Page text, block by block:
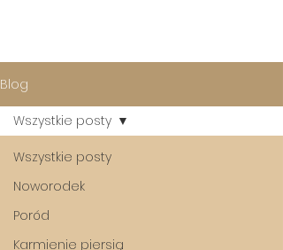
Blog
Wszystkie posty
Noworodek
Poród
Karmienie piersią
Wszystkie posty